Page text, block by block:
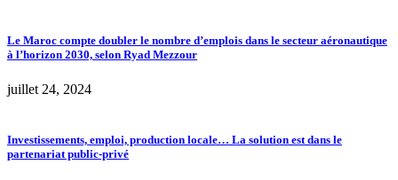
Le Maroc compte doubler le nombre d’emplois dans le secteur aéronautique
à l’horizon 2030, selon Ryad Mezzour
juillet 24, 2024
Investissements, emploi, production locale… La solution est dans le
partenariat public-privé